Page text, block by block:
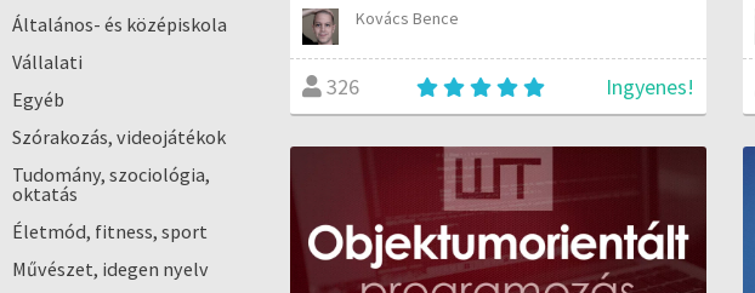
Általános- és középiskola
Vállalati
Egyéb
Szórakozás, videojátékok
Tudomány, szociológia,
oktatás
Életmód, fitness, sport
Művészet, idegen nyelv
Kovács Bence
326 Ingyenes!